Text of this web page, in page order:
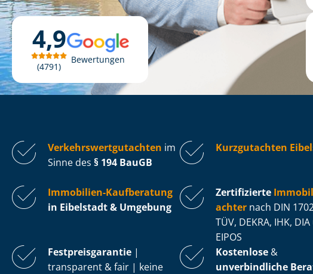
4,9
4791
Bewertungen
Ver­kehrs­wert­gut­ach­ten im
Sinne des § 194 BauGB
Kurzgutachten
Immobilien-Kaufberatung
in Eibelstadt & Umgebung
Zertifizierte
ach­ter nach DIN
TÜV, DEKRA, IHK,
EIPOS
Fest­preis­ga­ran­tie |
transparent & fair | keine
Kostenlose &
unverbindliche